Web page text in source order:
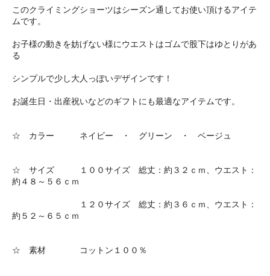
このクライミングショーツはシーズン通してお使い頂けるアイテ
ムです。
お子様の動きを妨げない様にウエストはゴムで股下はゆとりがあ
る
シンプルで少し大人っぽいデザインです！
お誕生日・出産祝いなどのギフトにも最適なアイテムです。
☆ カラー ネイビー ・ グリーン ・ ベージュ
☆ サイズ １００サイズ 総丈：約３２ｃｍ、ウエスト：
約４８～５６ｃｍ
１２０サイズ 総丈：約３６ｃｍ、ウエスト：
約５２～６５ｃｍ
☆ 素材 コットン１００％